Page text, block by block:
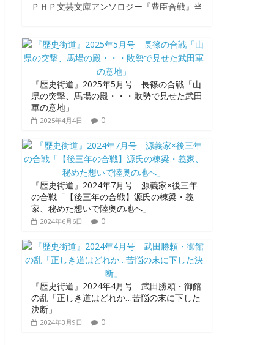
ＰＨＰ文芸文庫アンソロジー『豊臣合戦』当
『歴史街道』2025年5月号 長篠の合戦「山
県の突撃、馬場の殿・・・敗勢で見せた武田
軍の意地」
2025年4月4日 0
『歴史街道』2024年7月号 源義家×後三年
の合戦「【後三年の合戦】源氏の棟梁・義
家、秘めた想いで陸奥の地へ」
2024年6月6日 0
『歴史街道』2024年4月号 武田勝頼・御館
の乱「正しき道はどれか…苦悩の末に下した
決断」
2024年3月9日 0